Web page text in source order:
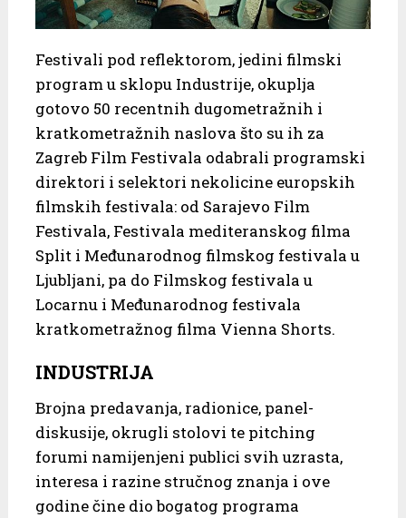
Festivali pod reflektorom, jedini filmski
program u sklopu Industrije, okuplja
gotovo 50 recentnih dugometražnih i
kratkometražnih naslova što su ih za
Zagreb Film Festivala odabrali programski
direktori i selektori nekolicine europskih
filmskih festivala: od Sarajevo Film
Festivala, Festivala mediteranskog filma
Split i Međunarodnog filmskog festivala u
Ljubljani, pa do Filmskog festivala u
Locarnu i Međunarodnog festivala
kratkometražnog filma Vienna Shorts.
INDUSTRIJA
Brojna predavanja, radionice, panel-
diskusije, okrugli stolovi te pitching
forumi namijenjeni publici svih uzrasta,
interesa i razine stručnog znanja i ove
godine čine dio bogatog programa